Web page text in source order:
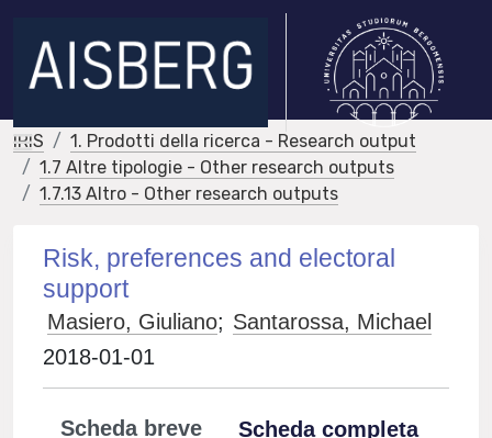
IRIS
1. Prodotti della ricerca - Research output
1.7 Altre tipologie - Other research outputs
1.7.13 Altro - Other research outputs
Risk, preferences and electoral
support
Masiero, Giuliano; Santarossa, Michael
2018-01-01
Scheda breve
Scheda completa